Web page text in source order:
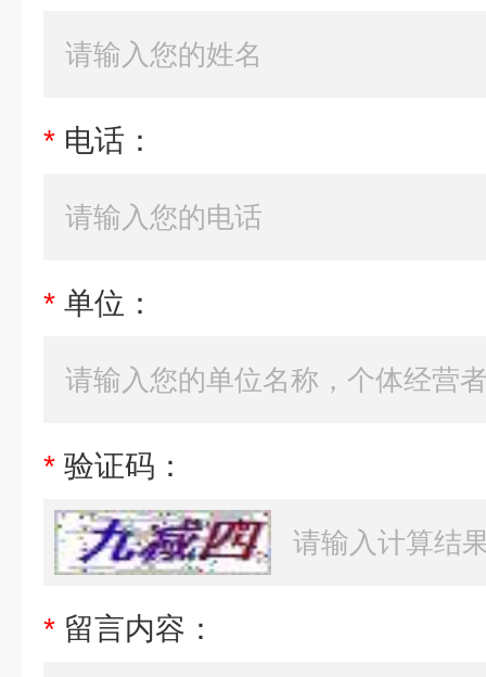
* 电话：
* 单位：
* 验证码：
* 留言内容：